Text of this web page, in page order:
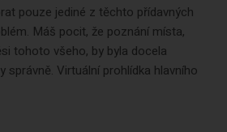
pouze jediné z těchto přídavných
Máš pocit, že poznání místa,
tohoto všeho, by byla docela
správně. Virtuální prohlídka hlavního